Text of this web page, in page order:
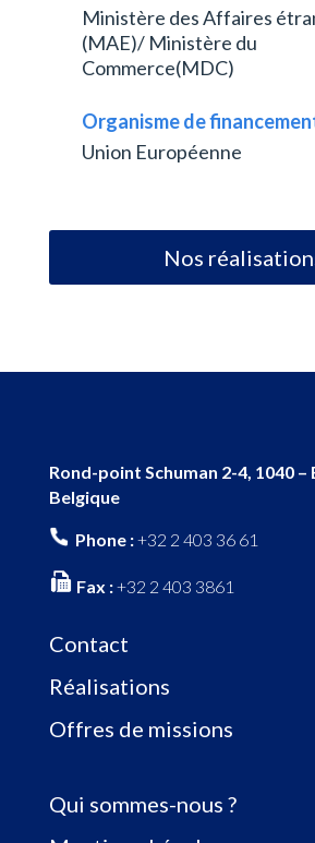
Ministère des Affaires
(MAE)/ Ministère du
Commerce(MDC)
Organisme de
Union Européenne
Nos
Rond-point Schuman 2-4, 1040 –
Belgique
Phone :+32 2 403 36 61
Fax :+32 2 403 3861
Contact
Réalisations
Offres de missions
Qui sommes-nous ?